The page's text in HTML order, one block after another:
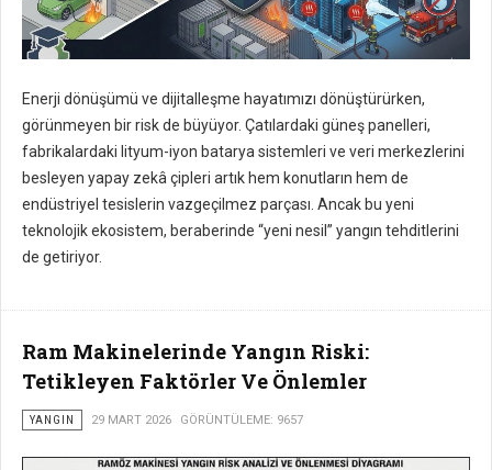
Enerji dönüşümü ve dijitalleşme hayatımızı dönüştürürken,
görünmeyen bir risk de büyüyor. Çatılardaki güneş panelleri,
fabrikalardaki lityum-iyon batarya sistemleri ve veri merkezlerini
besleyen yapay zekâ çipleri artık hem konutların hem de
endüstriyel tesislerin vazgeçilmez parçası. Ancak bu yeni
teknolojik ekosistem, beraberinde “yeni nesil” yangın tehditlerini
de getiriyor.
Ram Makinelerinde Yangın Riski:
Tetikleyen Faktörler Ve Önlemler
YANGIN 29 MART 2026 GÖRÜNTÜLEME: 9657